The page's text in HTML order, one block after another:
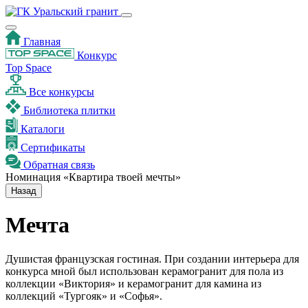
Главная
Конкурс
Top Space
Все конкурсы
Библиотека плитки
Каталоги
Сертификаты
Обратная связь
Номинация «Квартира твоей мечты»
Назад
Мечта
Душистая французская гостиная. При создании интерьера для
конкурса мной был использован керамогранит для пола из
коллекции «Виктория» и керамогранит для камина из
коллекций «Тургояк» и «Софья».